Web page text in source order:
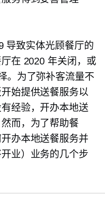
导致实体光顾餐厅的
在 2020 年关闭，或
。为了弥补客流量不
始提供送餐服务以
经验，开办本地送
而，为了帮助餐
办本地送餐服务并
业）业务的几个步